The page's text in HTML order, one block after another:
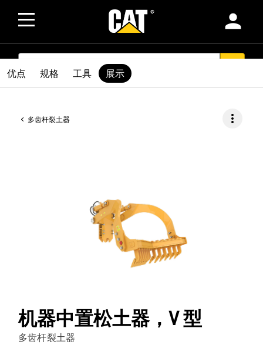
person
SEARCH
多齿杆裂土器 more_vert
机器中置松土器，V 型
多齿杆裂土器
优点 规格 工具 展示